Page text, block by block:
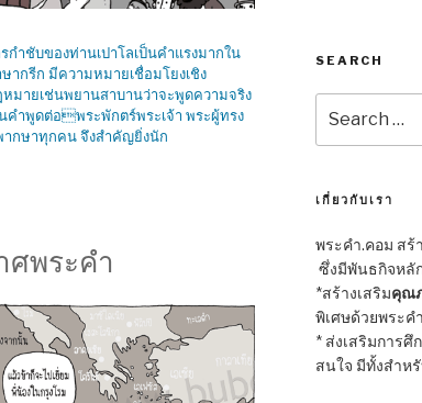
กำชับของท่านเปาโลเป็นคำแรงมากใน
ากรีก มีความหมายเชื่อมโยงเชิง
หมายเช่นพยานสาบานว่าจะพูดความจริง
คำพูดต่อพระพักตร์พระเจ้า พระผู้ทรง
กษาทุกคน จึงสำคัญยิ่งนัก
พระคำ
SEARCH
for:
เกี่ยวกับเรา
พระคำ.คอม ส
ซึ่งมีพันธกิจหลั
*สร้างเสริมคุณ
พิเศษด้วยพระค
* ส่งเสริมการศึ
สนใจ มีทั้งสำห